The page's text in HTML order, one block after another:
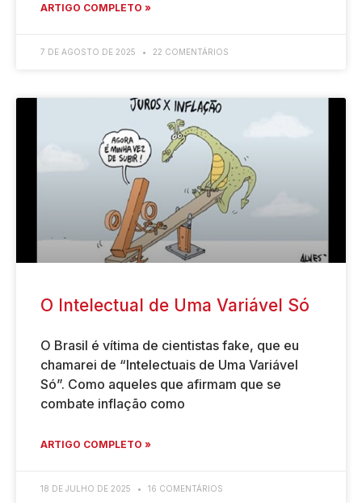
ARTIGO COMPLETO »
7 DE AGOSTO DE 2025 22 COMENTÁRIOS
O Intelectual de Uma Variável Só
O Brasil é vítima de cientistas fake, que eu
chamarei de “Intelectuais de Uma Variável
Só”. Como aqueles que afirmam que se
combate inflação como
ARTIGO COMPLETO »
18 DE JULHO DE 2025 16 COMENTÁRIOS